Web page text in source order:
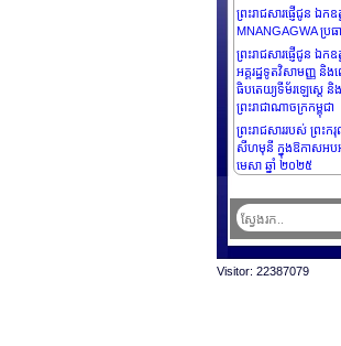
ព្រះរាជសារផ្ញើជូន ឯ
MNANGAGWA ប្រធ
ព្រះរាជសារផ្ញើជូន ឯ
អគ្គរដ្ឋទូតវិសាមញ្ញ និង
ធិបតេយ្យទីម័រឡេស្តេ និង
ព្រះរាជាណាចក្រកម្ពុជា
ព្រះរាជសាររបស់ ព្រះក
សីហមុនី ក្នុងឱកាសអបអរ
មេសា ឆ្នាំ ២០២៥
Visitor: 22387079